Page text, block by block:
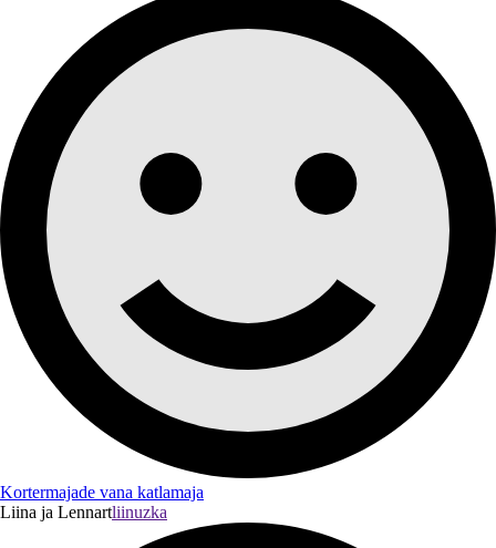
Kortermajade vana katlamaja
Liina ja Lennartliinuzka